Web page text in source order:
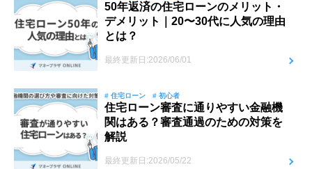
50年返済の住宅ローンのメリット・
デメリット｜20〜30代に人気の理由
とは？
最終更新日:2026/06/01
# 住宅ローン # 初心者
住宅ローン審査に通りやすい金融機
関はある？審査通過のための対策を
解説
最終更新日:2026/05/22